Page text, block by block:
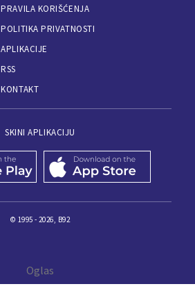
PRAVILA KORIŠĆENJA
POLITIKA PRIVATNOSTI
APLIKACIJE
RSS
KONTAKT
SKINI APLIKACIJU
© 1995 - 2026, B92